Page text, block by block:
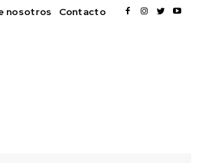
nosotros Contacto